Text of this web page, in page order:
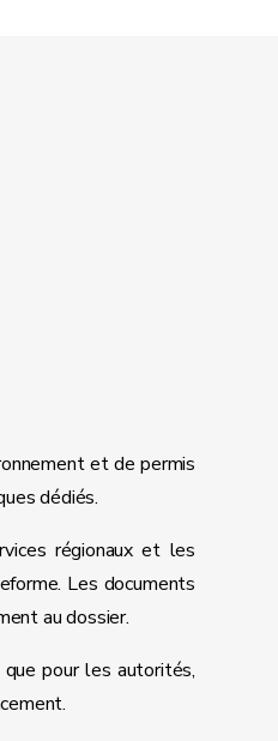
et de permis
dédiés.
régionaux et les
Les documents
au dossier.
pour les autorités,